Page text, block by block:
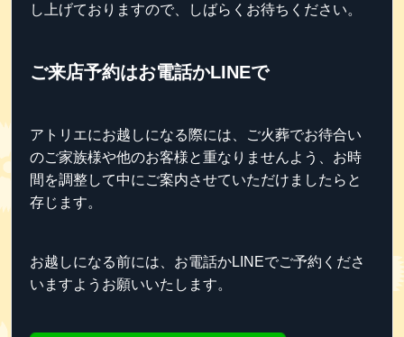
し上げておりますので、しばらくお待ちください。
ご来店予約はお電話かLINEで
アトリエにお越しになる際には、ご火葬でお待合い
のご家族様や他のお客様と重なりませんよう、お時
間を調整して中にご案内させていただけましたらと
存じます。
お越しになる前には、お電話かLINEでご予約くださ
いますようお願いいたします。